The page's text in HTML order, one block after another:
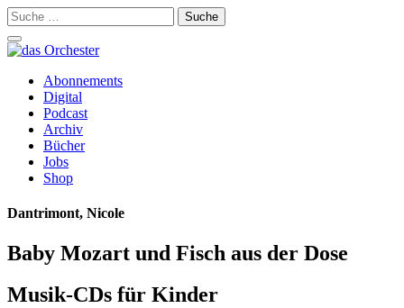
Suche
nach:
Schalte
Navigation
Zum
Inhalt
springen
Abonnements
Digital
Podcast
Archiv
Bücher
Jobs
Shop
Dantrimont, Nicole
Baby Mozart und Fisch aus der Dose
Musik-CDs für Kinder